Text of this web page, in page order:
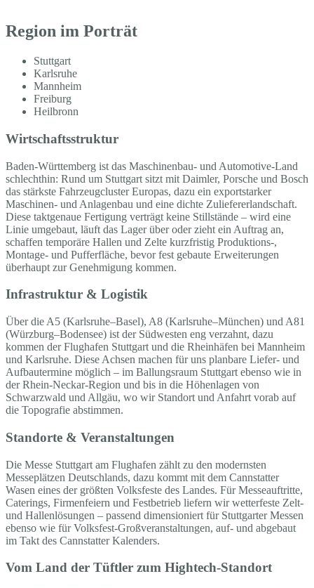
Region im Porträt
Stuttgart
Karlsruhe
Mannheim
Freiburg
Heilbronn
Wirtschaftsstruktur
Baden-Württemberg ist das Maschinenbau- und Automotive-Land
schlechthin: Rund um Stuttgart sitzt mit Daimler, Porsche und Bosch
das stärkste Fahrzeugcluster Europas, dazu ein exportstarker
Maschinen- und Anlagenbau und eine dichte Zuliefererlandschaft.
Diese taktgenaue Fertigung verträgt keine Stillstände – wird eine
Linie umgebaut, läuft das Lager über oder zieht ein Auftrag an,
schaffen temporäre Hallen und Zelte kurzfristig Produktions-,
Montage- und Pufferfläche, bevor fest gebaute Erweiterungen
überhaupt zur Genehmigung kommen.
Infrastruktur & Logistik
Über die A5 (Karlsruhe–Basel), A8 (Karlsruhe–München) und A81
(Würzburg–Bodensee) ist der Südwesten eng verzahnt, dazu
kommen der Flughafen Stuttgart und die Rheinhäfen bei Mannheim
und Karlsruhe. Diese Achsen machen für uns planbare Liefer- und
Aufbautermine möglich – im Ballungsraum Stuttgart ebenso wie in
der Rhein-Neckar-Region und bis in die Höhenlagen von
Schwarzwald und Allgäu, wo wir Standort und Anfahrt vorab auf
die Topografie abstimmen.
Standorte & Veranstaltungen
Die Messe Stuttgart am Flughafen zählt zu den modernsten
Messeplätzen Deutschlands, dazu kommt mit dem Cannstatter
Wasen eines der größten Volksfeste des Landes. Für Messeauftritte,
Caterings, Firmenfeiern und Festbetrieb liefern wir wetterfeste Zelt-
und Hallenlösungen – passend dimensioniert für Stuttgarter Messen
ebenso wie für Volksfest-Großveranstaltungen, auf- und abgebaut
im Takt des Cannstatter Kalenders.
Vom Land der Tüftler zum Hightech-Standort